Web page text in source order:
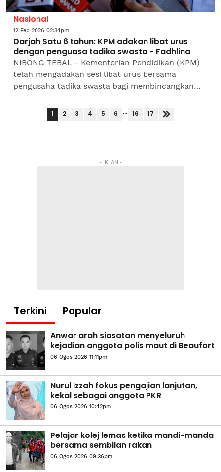
Nasional
12 Feb 2026 02:34pm
Darjah Satu 6 tahun: KPM adakan libat urus
dengan penguasa tadika swasta - Fadhlina
NIBONG TEBAL - Kementerian Pendidikan (KPM)
telah mengadakan sesi libat urus bersama
pengusaha tadika swasta bagi membincangkan
berumur enam tahun ke tahun...
1 2 3 4 5 6 ... 16 17
- IKLAN -
Terkini Popular
Anwar arah siasatan menyeluruh
kejadian anggota polis maut di Beaufort
06 Ogos 2026 11:11pm
Nurul Izzah fokus pengajian lanjutan,
kekal sebagai anggota PKR
06 Ogos 2026 10:42pm
Pelajar kolej lemas ketika mandi-manda
bersama sembilan rakan
06 Ogos 2026 09:36pm